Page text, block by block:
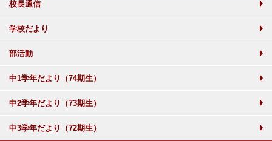
校長通信
学校だより
部活動
中1学年だより（74期生）
中2学年だより（73期生）
中3学年だより（72期生）